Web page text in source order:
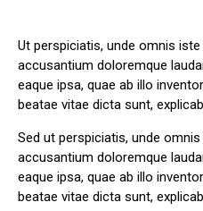
Ut perspiciatis, unde omnis
accusantium doloremque
eaque ipsa, quae ab illo
beatae vitae dicta sunt,
Sed ut perspiciatis, unde
accusantium doloremque
eaque ipsa, quae ab illo
beatae vitae dicta sunt,